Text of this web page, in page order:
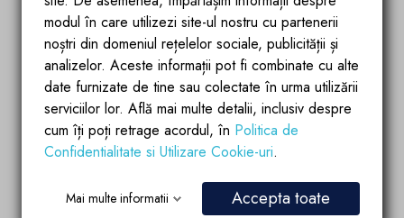
modul în care utilizezi site-ul nostru cu partenerii
noștri din domeniul rețelelor sociale, publicității și
analizelor. Aceste informații pot fi combinate cu alte
date furnizate de tine sau colectate în urma utilizării
serviciilor lor. Află mai multe detalii, inclusiv despre
cum îți poți retrage acordul, în Politica de
Confidentialitate si Utilizare Cookie-uri.
Mai multe informatii Accepta toate